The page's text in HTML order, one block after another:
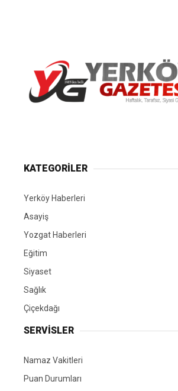
KATEGORİLER
Yerköy Haberleri
Asayiş
Yozgat Haberleri
Eğitim
Siyaset
Sağlık
Çiçekdağı
SERVİSLER
Namaz Vakitleri
Puan Durumları